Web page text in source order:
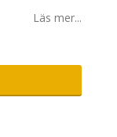
Läs mer...